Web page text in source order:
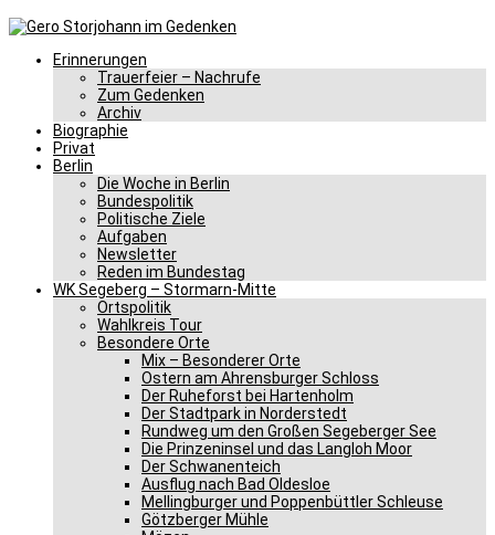
Erinnerungen
Trauerfeier – Nachrufe
Zum Gedenken
Archiv
Biographie
Privat
Berlin
Die Woche in Berlin
Bundespolitik
Politische Ziele
Aufgaben
Newsletter
Reden im Bundestag
WK Segeberg – Stormarn-Mitte
Ortspolitik
Wahlkreis Tour
Besondere Orte
Mix – Besonderer Orte
Ostern am Ahrensburger Schloss
Der Ruheforst bei Hartenholm
Der Stadtpark in Norderstedt
Rundweg um den Großen Segeberger See
Die Prinzeninsel und das Langloh Moor
Der Schwanenteich
Ausflug nach Bad Oldesloe
Mellingburger und Poppenbüttler Schleuse
Götzberger Mühle